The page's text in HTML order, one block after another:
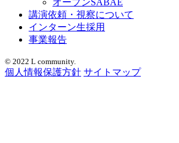
講演依頼・視察について
インターン生採用
事業報告
© 2022 L community.
個人情報保護方針 サイトマップ